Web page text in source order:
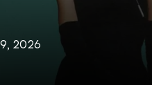
9, 2026